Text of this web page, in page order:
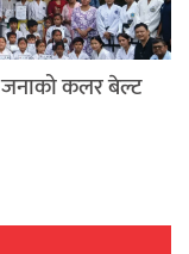
जनाको कलर बेल्ट